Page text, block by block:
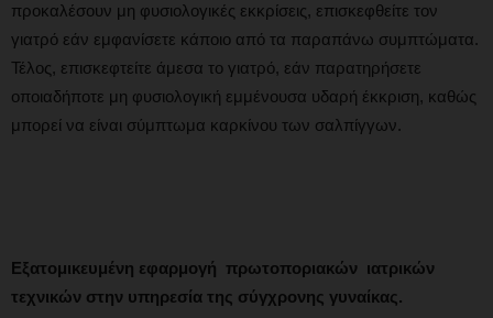
προκαλέσουν μη φυσιολογικές εκκρίσεις, επισκεφθείτε τον
γιατρό εάν εμφανίσετε κάποιο από τα παραπάνω συμπτώματα.
Τέλος, επισκεφτείτε άμεσα το γιατρό, εάν παρατηρήσετε
οποιαδήποτε μη φυσιολογική εμμένουσα υδαρή έκκριση, καθώς
μπορεί να είναι σύμπτωμα καρκίνου των σαλπίγγων.
Εξατομικευμένη εφαρμογή πρωτοποριακών ιατρικών
τεχνικών στην υπηρεσία της σύγχρονης γυναίκας.